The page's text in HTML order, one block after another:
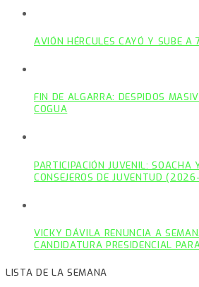
AVIÓN HÉRCULES CAYÓ Y SUBE A
FIN DE ALGARRA: DESPIDOS
COGUA
PARTICIPACIÓN JUVENIL: SOACHA
CONSEJEROS DE JUVENTUD
VICKY DÁVILA RENUNCIA A
CANDIDATURA PRESIDENCIAL
LISTA DE LA SEMANA